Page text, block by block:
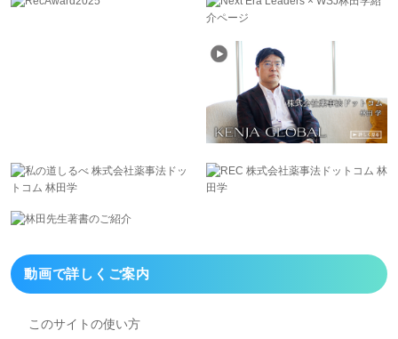
動画で詳しくご案内
このサイトの使い方